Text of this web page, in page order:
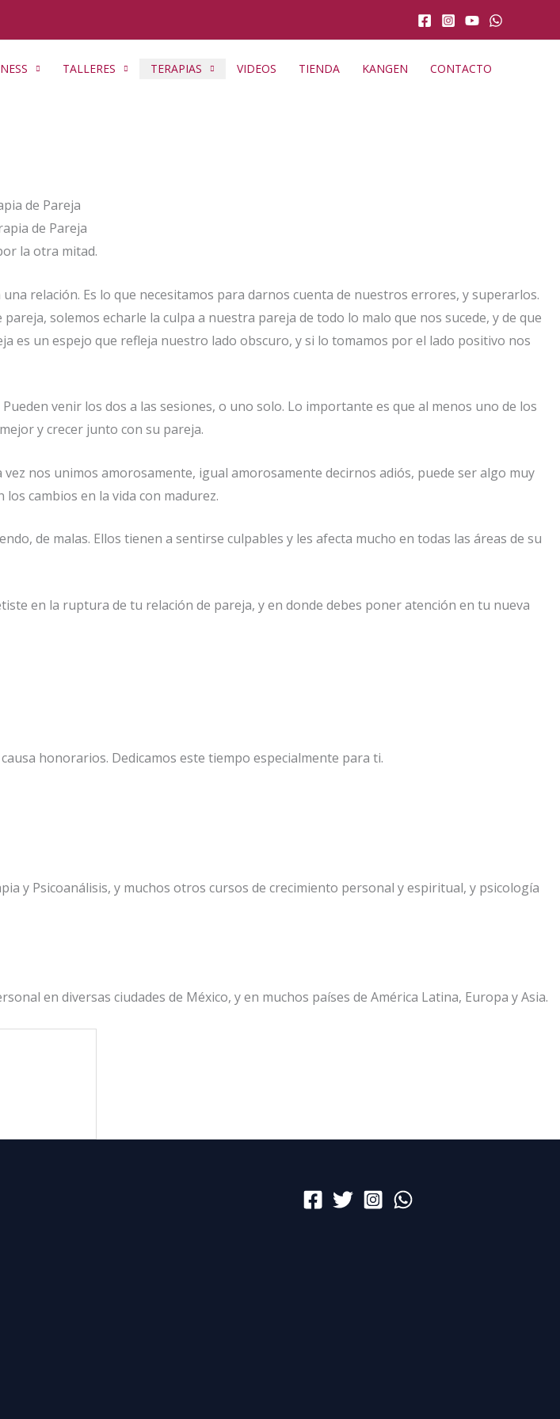
TALLERES TERAPIAS VIDEOS TIENDA KANGEN CONTACTO
de Pareja
la otra mitad.
relación. Es lo que necesitamos para darnos cuenta de nuestros errores, y superarlos.
solemos echarle la culpa a nuestra pareja de todo lo malo que nos sucede, y de que
es un espejo que refleja nuestro lado obscuro, y si lo tomamos por el lado positivo nos
venir los dos a las sesiones, o uno solo. Lo importante es que al menos uno de los
y crecer junto con su pareja.
nos unimos amorosamente, igual amorosamente decirnos adiós, puede ser algo muy
cambios en la vida con madurez.
de malas. Ellos tienen a sentirse culpables y les afecta mucho en todas las áreas de su
en la ruptura de tu relación de pareja, y en donde debes poner atención en tu nueva
honorarios. Dedicamos este tiempo especialmente para ti.
y Psicoanálisis, y muchos otros cursos de crecimiento personal y espiritual, y psicología
en diversas ciudades de México, y en muchos países de América Latina, Europa y Asia.